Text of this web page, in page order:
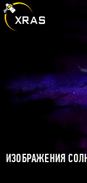
ИЗОБРАЖЕНИЯ